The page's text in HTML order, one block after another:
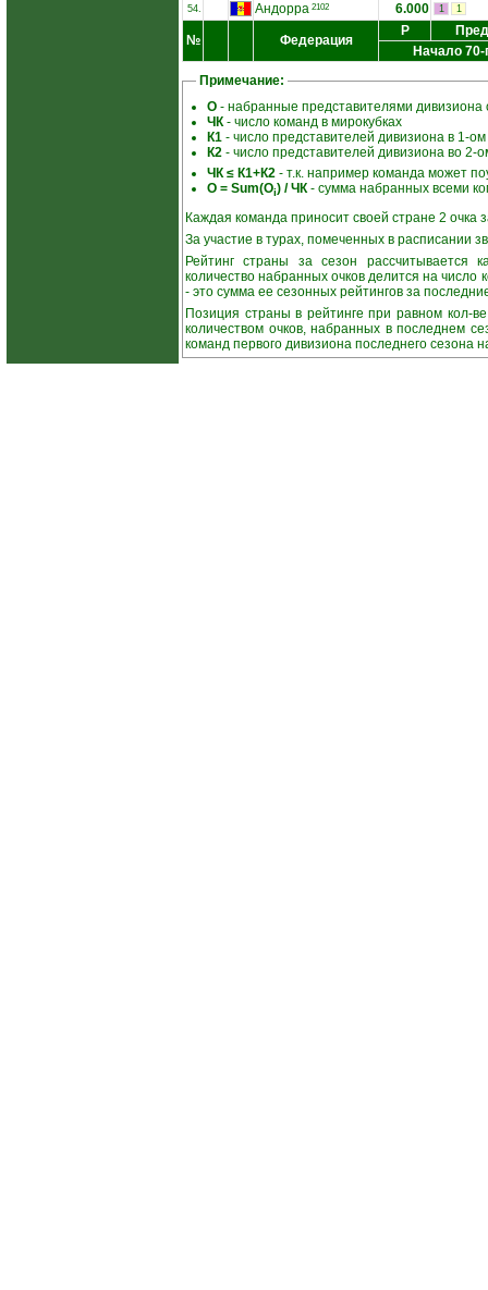
54.
Андорра 2102 6.000 1 1
№ Федерация
Р
Начало 70-
Примечание:
О - набранные представителями дивизиона
ЧК- число команд в мирокубках
К1 - число представителей дивизиона в 1-
К2 - число представителей дивизиона во 2-
ЧК ≤ К1+К2 - т.к. например команда может
О = Sum(Оi) / ЧК- сумма набранных всеми
Каждая команда приносит своей стране 2 очка
За участие в турах, помеченных в расписании
Рейтинг страны за сезон рассчитывается
количество набранных очков делится на
- это сумма ее сезонных рейтингов за
Позиция страны в рейтинге при равном кол-
количеством очков, набранных в последнем
команд первого дивизиона последнего